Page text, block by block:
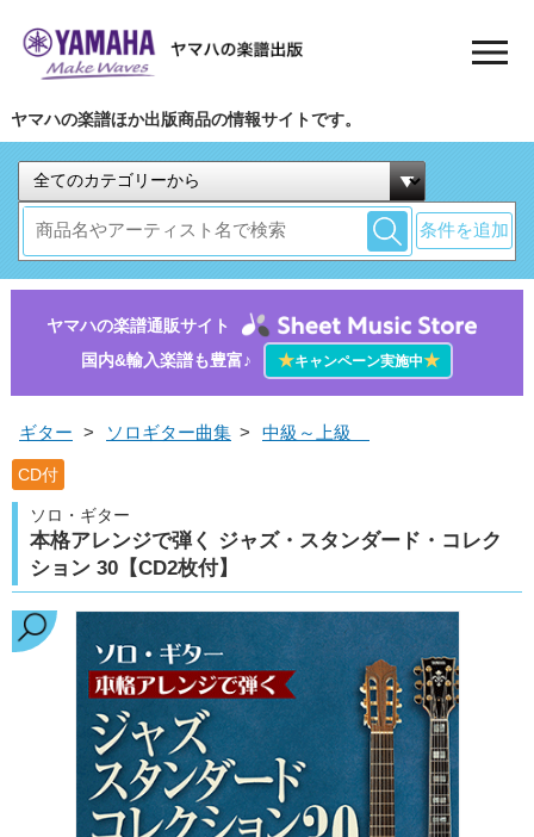
ヤマハの楽譜ほか出版商品の情報サイトです。
条件を追加
ヤマハの楽譜通販サイト
国内&輸入楽譜も豊富♪
★キャンペーン実施中★
ギター > ソロギター曲集 > 中級～上級
CD付
ソロ・ギター
本格アレンジで弾く ジャズ・スタンダード・コレク
ション 30【CD2枚付】